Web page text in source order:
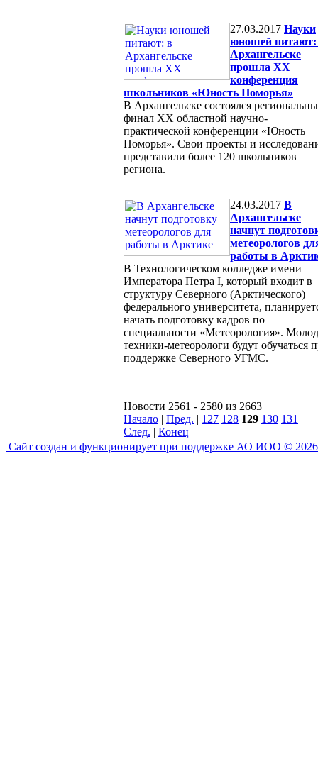
27.03.2017 Науки
юношей питают:
Архангельске
прошла XX
конференция
школьников «Юность Поморья»
В Архангельске состоялся
финал XX областной научно-
практической конференции «Юность
Поморья». Свои проекты и
представили более 120 школьников
региона.
24.03.2017 В
Архангельске
начнут
метеорологов
работы в
В Технологическом колледже имени
Императора Петра I, который входит в
структуру Северного (Арктического)
федерального университета,
начать подготовку кадров по
специальности «Метеорология».
техники-метеорологи будут обучаться
поддержке Северного УГМС.
Новости 2561 - 2580 из 2663
Начало | Пред. | 127 128 129 130 131 |
След. | Конец
Сайт создан и функционирует при поддержке АО ИОО © 2026